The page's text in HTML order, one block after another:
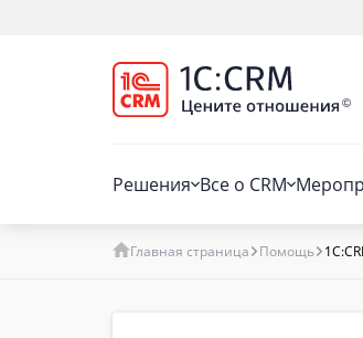
Решения Все о CRM
Главная страница Помощь